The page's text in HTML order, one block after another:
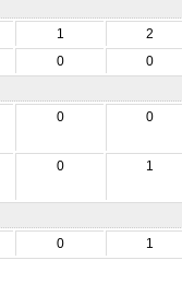
1
2
0
0
0 0
0 1
0 1